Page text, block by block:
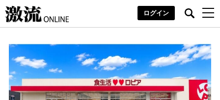
ログイン